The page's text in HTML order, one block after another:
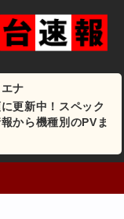
ナ
更新中！スペック
から機種別のPVま